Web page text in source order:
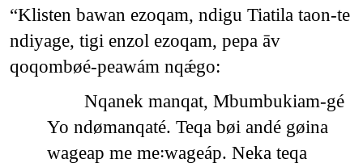
“Klisten bawan ezoqam, ndigu Tiatila taon-te
ndiyage, tigi enzol ezoqam, pepa āv
qoqombøé-peawám nqǽgo:
Nqanek manqat, Mbumbukiam-gé
Yo ndømanqaté. Teqa bøi andé gøina
wageap me me꞉wageáp. Neka teqa